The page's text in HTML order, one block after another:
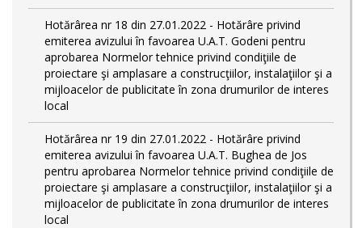
Hotărârea nr 18 din 27.01.2022 - Hotărâre privind
emiterea avizului în favoarea U.A.T. Godeni pentru
aprobarea Normelor tehnice privind condiţiile de
proiectare şi amplasare a construcţiilor, instalaţiilor şi a
mijloacelor de publicitate în zona drumurilor de interes
local
Hotărârea nr 19 din 27.01.2022 - Hotărâre privind
emiterea avizului în favoarea U.A.T. Bughea de Jos
pentru aprobarea Normelor tehnice privind condiţiile de
proiectare şi amplasare a construcţiilor, instalaţiilor şi a
mijloacelor de publicitate în zona drumurilor de interes
local